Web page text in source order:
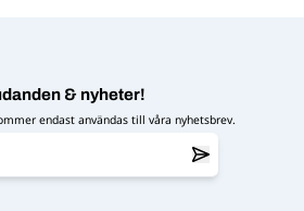
& nyheter!
endast användas till våra nyhetsbrev.